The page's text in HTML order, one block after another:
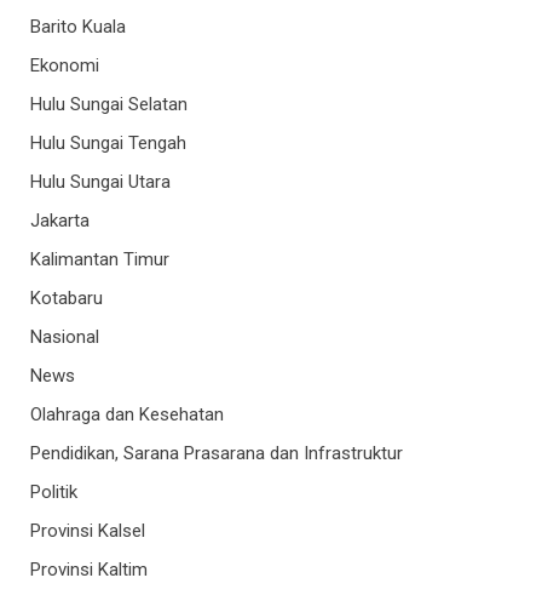
Barito Kuala
Ekonomi
Hulu Sungai Selatan
Hulu Sungai Tengah
Hulu Sungai Utara
Jakarta
Kalimantan Timur
Kotabaru
Nasional
News
Olahraga dan Kesehatan
Pendidikan, Sarana Prasarana dan Infrastruktur
Politik
Provinsi Kalsel
Provinsi Kaltim